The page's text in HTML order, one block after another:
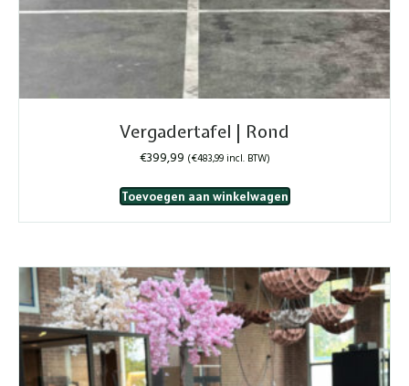
Vergadertafel | Rond
€399,99 (€483,99incl. BTW)
Toevoegen aan winkelwagen